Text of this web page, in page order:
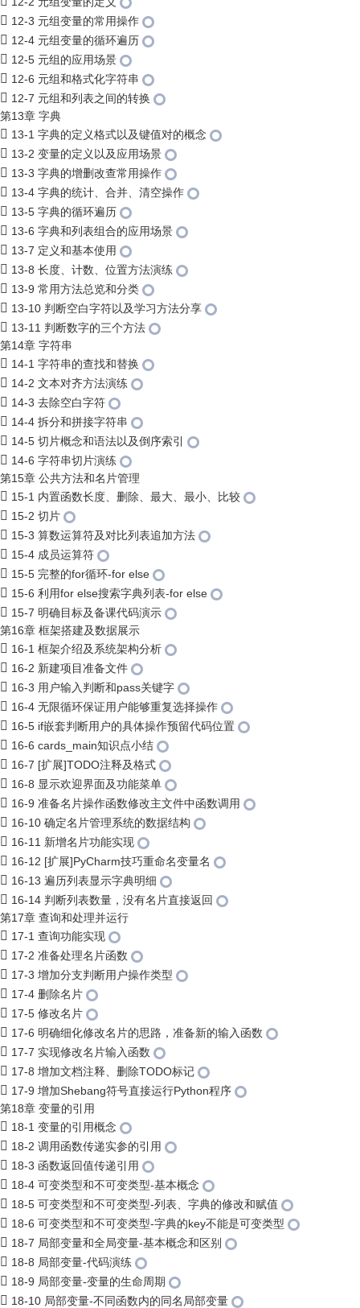
12-3 元组变量的常用操作
12-4 元组变量的循环遍历
12-5 元组的应用场景
12-6 元组和格式化字符串
12-7 元组和列表之间的转换
第13章 字典
13-1 字典的定义格式以及键值对的概念
13-2 变量的定义以及应用场景
13-3 字典的增删改查常用操作
13-4 字典的统计、合并、清空操作
13-5 字典的循环遍历
13-6 字典和列表组合的应用场景
13-7 定义和基本使用
13-8 长度、计数、位置方法演练
13-9 常用方法总览和分类
13-10 判断空白字符以及学习方法分享
13-11 判断数字的三个方法
第14章 字符串
14-1 字符串的查找和替换
14-2 文本对齐方法演练
14-3 去除空白字符
14-4 拆分和拼接字符串
14-5 切片概念和语法以及倒序索引
14-6 字符串切片演练
第15章 公共方法和名片管理
15-1 内置函数长度、删除、最大、最小、比较
15-2 切片
15-3 算数运算符及对比列表追加方法
15-4 成员运算符
15-5 完整的for循环-for else
15-6 利用for else搜索字典列表-for else
15-7 明确目标及备课代码演示
第16章 框架搭建及数据展示
16-1 框架介绍及系统架构分析
16-2 新建项目准备文件
16-3 用户输入判断和pass关键字
16-4 无限循环保证用户能够重复选择操作
16-5 if嵌套判断用户的具体操作预留代码位置
16-6 cards_main知识点小结
16-7 [扩展]TODO注释及格式
16-8 显示欢迎界面及功能菜单
16-9 准备名片操作函数修改主文件中函数调用
16-10 确定名片管理系统的数据结构
16-11 新增名片功能实现
16-12 [扩展]PyCharm技巧重命名变量名
16-13 遍历列表显示字典明细
16-14 判断列表数量，没有名片直接返回
第17章 查询和处理并运行
17-1 查询功能实现
17-2 准备处理名片函数
17-3 增加分支判断用户操作类型
17-4 删除名片
17-5 修改名片
17-6 明确细化修改名片的思路，准备新的输入函数
17-7 实现修改名片输入函数
17-8 增加文档注释、删除TODO标记
17-9 增加Shebang符号直接运行Python程序
第18章 变量的引用
18-1 变量的引用概念
18-2 调用函数传递实参的引用
18-3 函数返回值传递引用
18-4 可变类型和不可变类型-基本概念
18-5 可变类型和不可变类型-列表、字典的修改和赋值
18-6 可变类型和不可变类型-字典的key不能是可变类型
18-7 局部变量和全局变量-基本概念和区别
18-8 局部变量-代码演练
18-9 局部变量-变量的生命周期
18-10 局部变量-不同函数内的同名局部变量